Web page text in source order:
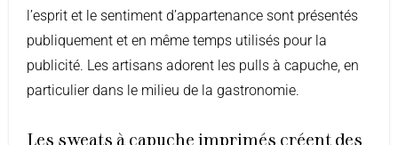
l’esprit et le sentiment d’appartenance sont présentés
publiquement et en même temps utilisés pour la
publicité. Les artisans adorent les pulls à capuche, en
particulier dans le milieu de la gastronomie.
Les sweats à capuche imprimés créent des